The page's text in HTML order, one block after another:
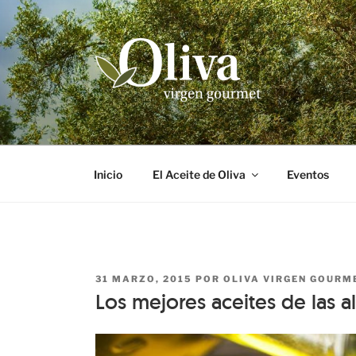
Saltar
contenido
OLIVA VIRGEN
El Mundo del Aceite. Propiedades,
Inicio El Aceite de Oliva Eventos
PUBLICADO
31 MARZO, 2015 POR OLIVA VIRGEN
Los mejores aceites de las